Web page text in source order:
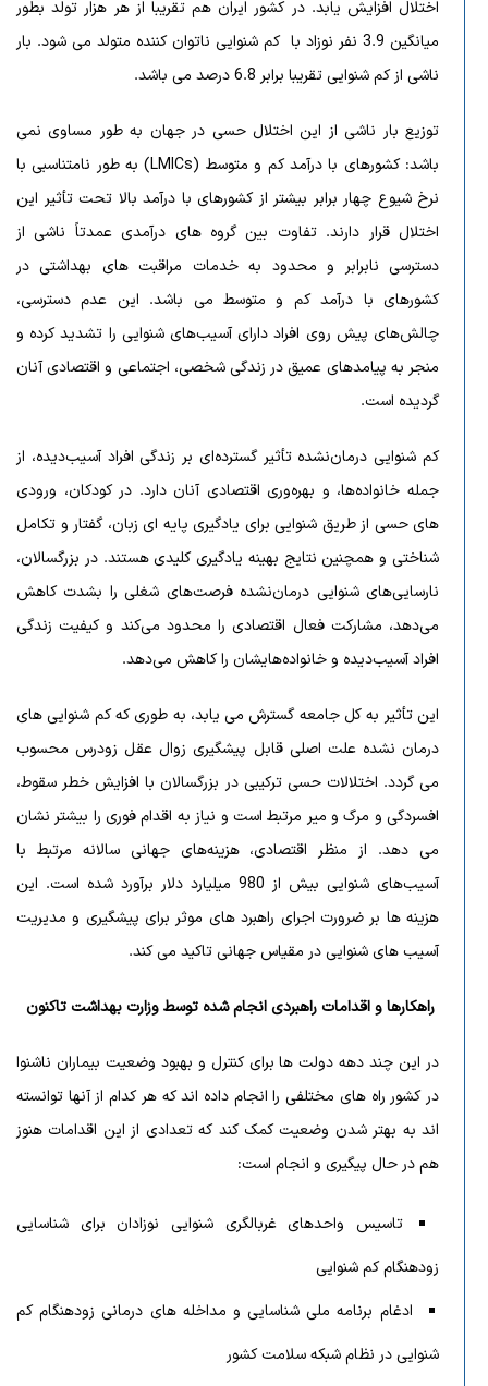
اختلال افزایش یابد. در کشور ایران هم تقریبا از هر هزار تولد بطور
میانگین 3.9 نفر نوزاد با کم شنوایی ناتوان کننده متولد می شود. بار
ناشی از کم شنوایی تقریبا برابر 6.8 درصد می باشد.
توزیع بار ناشی از این اختلال حسی در جهان به طور مساوی نمی
باشد: کشورهای با درآمد کم و متوسط (LMICs) به طور نامتناسبی با
نرخ شیوع چهار برابر بیشتر از کشورهای با درآمد بالا تحت تأثیر این
اختلال قرار دارند. تفاوت بین گروه های درآمدی عمدتاً ناشی از
دسترسی نابرابر و محدود به خدمات مراقبت های بهداشتی در
کشورهای با درآمد کم و متوسط می باشد. این عدم دسترسی،
چالش‌های پیش روی افراد دارای آسیب‌های شنوایی را تشدید کرده و
منجر به پیامدهای عمیق در زندگی شخصی، اجتماعی و اقتصادی آنان
گردیده است.
کم شنوایی درمان‌نشده تأثیر گسترده‌ای بر زندگی افراد آسیب‌دیده، از
جمله خانواده‌ها، و بهره‌وری اقتصادی آنان دارد. در کودکان، ورودی
های حسی از طریق شنوایی برای یادگیری پایه ای زبان، گفتار و تکامل
شناختی و همچنین نتایج بهینه یادگیری کلیدی هستند. در بزرگسالان،
نارسایی‌های شنوایی درمان‌نشده فرصت‌های شغلی را بشدت کاهش
می‌دهد، مشارکت فعال اقتصادی را محدود می‌کند و کیفیت زندگی
افراد آسیب‌دیده و خانواده‌هایشان را کاهش می‌دهد.
این تأثیر به کل جامعه گسترش می یابد، به طوری که کم شنوایی های
درمان نشده علت اصلی قابل پیشگیری زوال عقل زودرس محسوب
می گردد. اختلالات حسی ترکیبی در بزرگسالان با افزایش خطر سقوط،
افسردگی و مرگ و میر مرتبط است و نیاز به اقدام فوری را بیشتر نشان
می دهد. از منظر اقتصادی، هزینه‌های جهانی سالانه مرتبط با
آسیب‌های شنوایی بیش از 980 میلیارد دلار برآورد شده است. این
هزینه ها بر ضرورت اجرای راهبرد های موثر برای پیشگیری و مدیریت
آسیب های شنوایی در مقیاس جهانی تاکید می کند.
راهکارها و اقدامات راهبردی انجام شده توسط وزارت بهداشت تاکنون
در این چند دهه دولت ها برای کنترل و بهبود وضعیت بیماران ناشنوا
در کشور راه های مختلفی را انجام داده اند که هر کدام از آنها توانسته
اند به بهتر شدن وضعیت کمک کند که تعدادی از این اقدامات هنوز
هم در حال پیگیری و انجام است:
تاسیس واحدهای غربالگری شنوایی نوزادان برای شناسایی
زودهنگام کم شنوایی
ادغام برنامه ملی شناسایی و مداخله های درمانی زودهنگام کم
شنوایی در نظام شبکه سلامت کشور